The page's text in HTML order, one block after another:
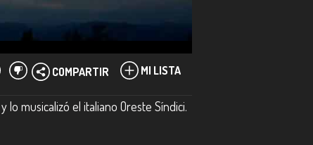
MI LISTA
COMPARTIR
musicalizó el italiano Oreste Síndici.